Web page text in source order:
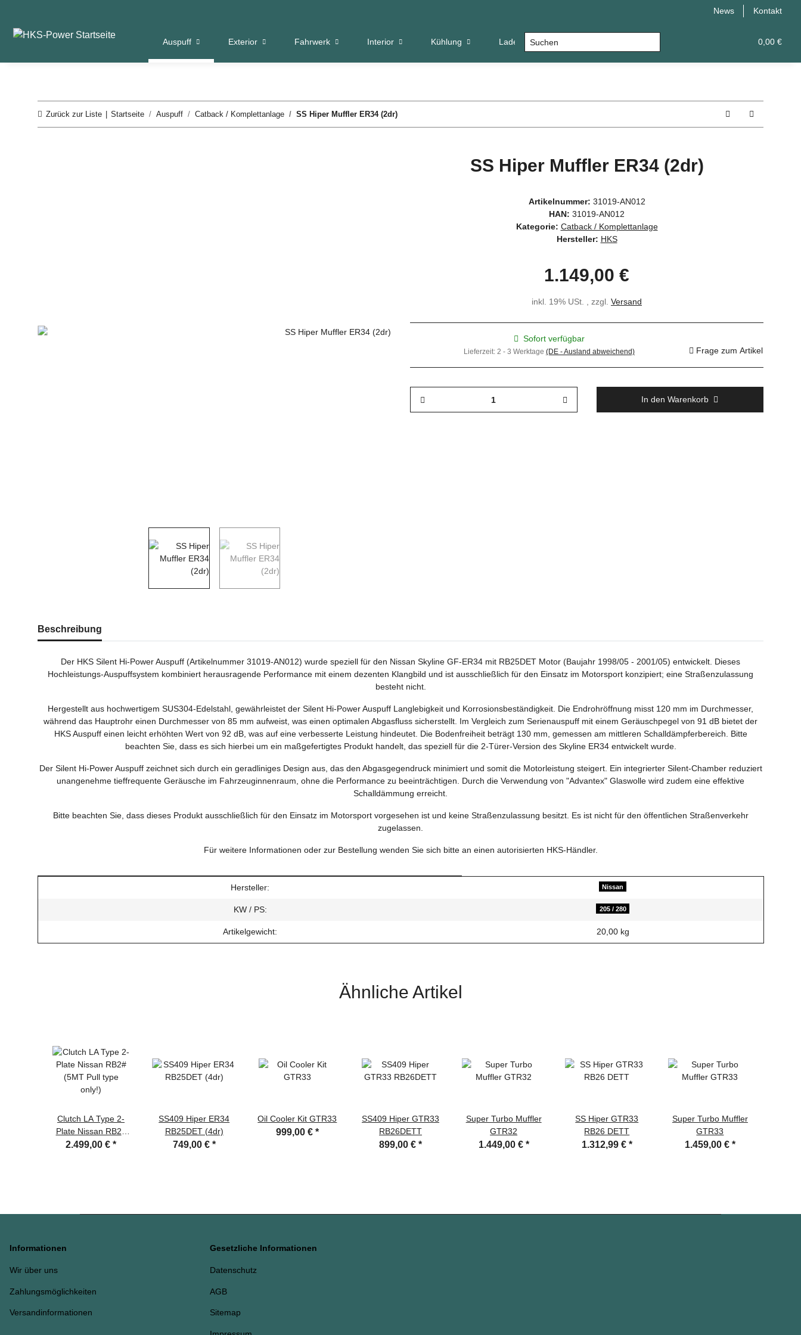
News Kontakt
0,00 €
Auspuff Exterior Fahrwerk Interior Kühlung Ladeluftkühler
Zurück zur Liste Startseite Auspuff Catback / Komplettanlage SS Hiper Muffler ER34 (2dr)
SS Hiper Muffler ER34 (2dr)
Artikelnummer: 31019-AN012
HAN: 31019-AN012
Kategorie: Catback / Komplettanlage
Hersteller: HKS
1.149,00 €
inkl. 19% USt. , zzgl. Versand
Sofort verfügbar
Lieferzeit: 2 - 3 Werktage (DE - Ausland abweichend) Frage zum Artikel
In den Warenkorb
Beschreibung
Der HKS Silent Hi-Power Auspuff (Artikelnummer 31019-AN012) wurde speziell für den Nissan Skyline GF-ER34 mit RB25DET Motor (Baujahr 1998/05 - 2001/05) entwickelt. Dieses
Hochleistungs-Auspuffsystem kombiniert herausragende Performance mit einem dezenten Klangbild und ist ausschließlich für den Einsatz im Motorsport konzipiert; eine Straßenzulassung
besteht nicht.
Hergestellt aus hochwertigem SUS304-Edelstahl, gewährleistet der Silent Hi-Power Auspuff Langlebigkeit und Korrosionsbeständigkeit. Die Endrohröffnung misst 120 mm im Durchmesser,
während das Hauptrohr einen Durchmesser von 85 mm aufweist, was einen optimalen Abgasfluss sicherstellt. Im Vergleich zum Serienauspuff mit einem Geräuschpegel von 91 dB bietet der
HKS Auspuff einen leicht erhöhten Wert von 92 dB, was auf eine verbesserte Leistung hindeutet. Die Bodenfreiheit beträgt 130 mm, gemessen am mittleren Schalldämpferbereich. Bitte
beachten Sie, dass es sich hierbei um ein maßgefertigtes Produkt handelt, das speziell für die 2-Türer-Version des Skyline ER34 entwickelt wurde.
Der Silent Hi-Power Auspuff zeichnet sich durch ein geradliniges Design aus, das den Abgasgegendruck minimiert und somit die Motorleistung steigert. Ein integrierter Silent-Chamber reduziert
unangenehme tieffrequente Geräusche im Fahrzeuginnenraum, ohne die Performance zu beeinträchtigen. Durch die Verwendung von "Advantex" Glaswolle wird zudem eine effektive
Schalldämmung erreicht.
Bitte beachten Sie, dass dieses Produkt ausschließlich für den Einsatz im Motorsport vorgesehen ist und keine Straßenzulassung besitzt. Es ist nicht für den öffentlichen Straßenverkehr
zugelassen.
Für weitere Informationen oder zur Bestellung wenden Sie sich bitte an einen autorisierten HKS-Händler.
Hersteller: Nissan
KW / PS: 205 / 280
Artikelgewicht: 20,00 kg
Ähnliche Artikel
Clutch LA Type 2-
Plate Nissan RB2#
(5MT Pull type only!)
2.499,00 €*
SS409 Hiper ER34
RB25DET (4dr)
749,00 € *
Oil Cooler Kit GTR33
999,00 € *
SS409 Hiper GTR33
RB26DETT
899,00 € *
Super Turbo Muffler
GTR32
1.449,00 € *
SS Hiper GTR33
RB26 DETT
1.312,99 € *
Super Turbo Muffler
GTR33
1.459,00 € *
Informationen
Wir über uns
Zahlungsmöglichkeiten
Versandinformationen
Gesetzliche Informationen
Datenschutz
AGB
Sitemap